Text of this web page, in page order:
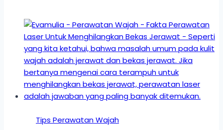
Tips Perawatan Wajah